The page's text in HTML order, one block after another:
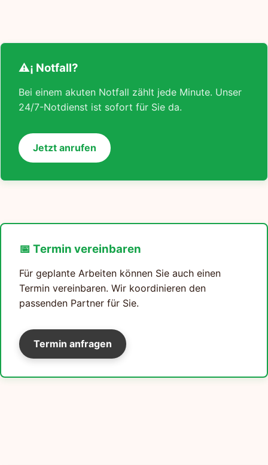
⚠¡ Notfall?
Bei einem akuten Notfall zählt jede Minute. Unser
24/7-Notdienst ist sofort für Sie da.
Jetzt anrufen
📅 Termin vereinbaren
Für geplante Arbeiten können Sie auch einen
Termin vereinbaren. Wir koordinieren den
passenden Partner für Sie.
Termin anfragen